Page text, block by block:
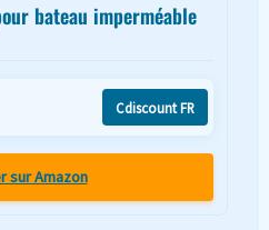
bateau imperméable
Cdiscount FR
sur Amazon